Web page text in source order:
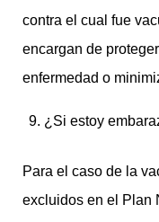
contra el cual fue
encargan de
enfermedad o
¿Si estoy
Para el caso de la
excluidos en el Plan